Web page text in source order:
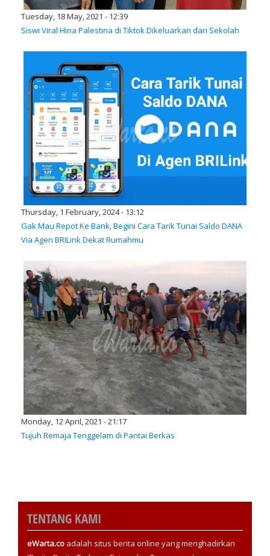
Tuesday, 18 May, 2021 - 12:39
Siswi Viral Hina Palestina di Tiktok Dikeluarkan dari Sekolah
Thursday, 1 February, 2024 - 13:12
Gak Mau Repot Ke Bank, Begini Cara Tarik Tunai Saldo DANA
Via Agen BRILink Dekat Rumahmu
Monday, 12 April, 2021 - 21:17
Tujuh Remaja Tenggelam di Pantai Berkas
TENTANG KAMI
eWarta.co adalah situs berita online yang menghadirkan